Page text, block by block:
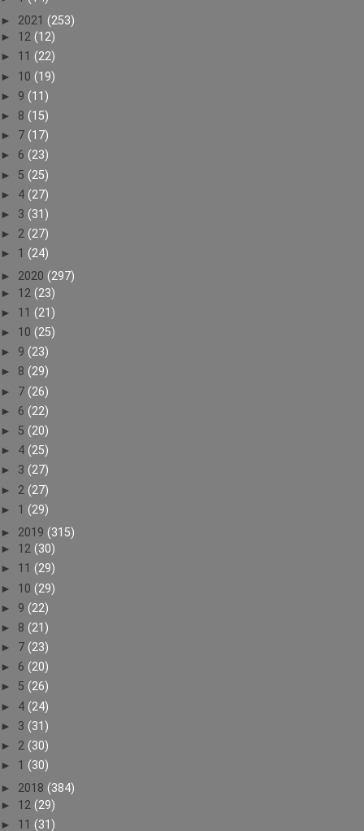
► 2021 (253)
► 12 (12)
► 11 (22)
► 10 (19)
► 9 (11)
► 8 (15)
► 7 (17)
► 6 (23)
► 5 (25)
► 4 (27)
► 3 (31)
► 2 (27)
► 1 (24)
► 2020 (297)
► 12 (23)
► 11 (21)
► 10 (25)
► 9 (23)
► 8 (29)
► 7 (26)
► 6 (22)
► 5 (20)
► 4 (25)
► 3 (27)
► 2 (27)
► 1 (29)
► 2019 (315)
► 12 (30)
► 11 (29)
► 10 (29)
► 9 (22)
► 8 (21)
► 7 (23)
► 6 (20)
► 5 (26)
► 4 (24)
► 3 (31)
► 2 (30)
► 1 (30)
► 2018 (384)
► 12 (29)
► 11 (31)